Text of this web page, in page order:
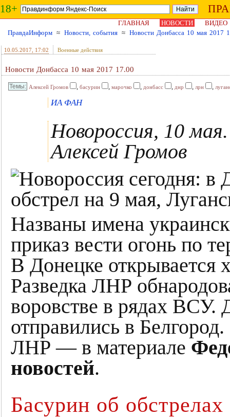
18+
ГЛАВНАЯ НОВОСТИ
ВИДЕО
ПравдаИнформ ≈ Новости, события ≈ Новости Донбасса 10 мая 2017
10.05.2017 , 17:02 Военные действия
Новости Донбасса 10 мая 2017 17.00
Алексей Громов , басурин , марочко , донбасс , днр , лрн ,
ИА ФАН
Новороссия, 10 мая.
Алексей Громов
Названы имена
приказ вести огонь по
В Донецке открывается
Разведка ЛНР
воровстве в рядах ВСУ.
отправились в
ЛНР — в материале
новостей.
Басурин об